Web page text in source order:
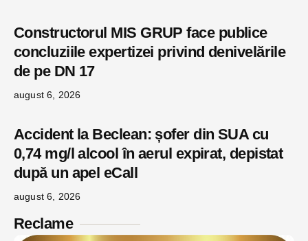
Constructorul MIS GRUP face publice
concluziile expertizei privind denivelările
de pe DN 17
august 6, 2026
Accident la Beclean: șofer din SUA cu
0,74 mg/l alcool în aerul expirat, depistat
după un apel eCall
august 6, 2026
Reclame